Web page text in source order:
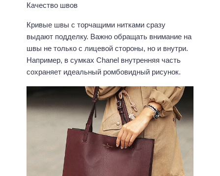
Качество швов
Кривые швы с торчащими нитками сразу
выдают подделку. Важно обращать внимание на
швы не только с лицевой стороны, но и внутри.
Например, в сумках Chanel внутренняя часть
сохраняет идеальный ромбовидный рисунок.